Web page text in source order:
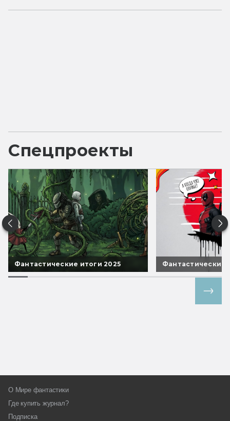
Спецпроекты
Фантастические итоги 2025 Фантастические
О Мире фантастики
Где купить журнал?
Подписка